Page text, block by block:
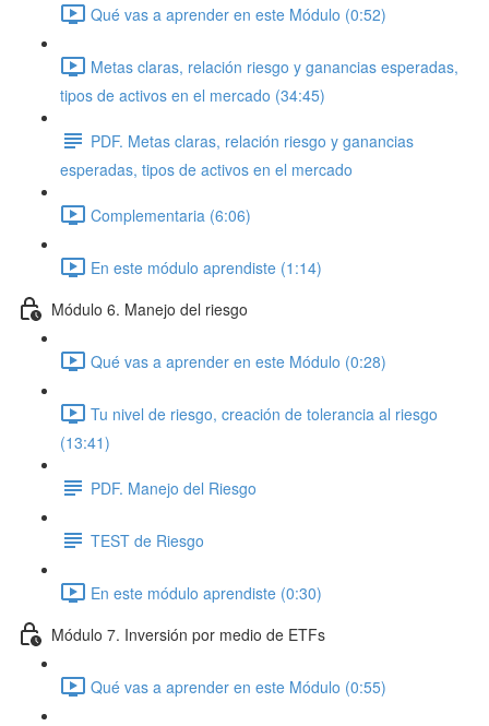
Qué vas a aprender en este Módulo (0:52)
Metas claras, relación riesgo y ganancias esperadas,
tipos de activos en el mercado (34:45)
PDF. Metas claras, relación riesgo y ganancias
esperadas, tipos de activos en el mercado
Complementaria (6:06)
En este módulo aprendiste (1:14)
Módulo 6. Manejo del riesgo
Qué vas a aprender en este Módulo (0:28)
Tu nivel de riesgo, creación de tolerancia al riesgo
(13:41)
PDF. Manejo del Riesgo
TEST de Riesgo
En este módulo aprendiste (0:30)
Módulo 7. Inversión por medio de ETFs
Qué vas a aprender en este Módulo (0:55)